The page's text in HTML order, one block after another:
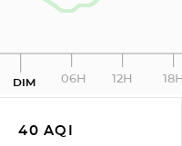
DIM 06H 12H
40 AQI